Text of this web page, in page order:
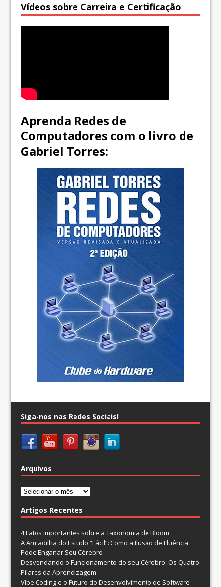
Vídeos sobre Carreira e Certificação
Aprenda Redes de
Computadores com o livro de
Gabriel Torres:
Siga-nos nas Redes Sociais!
Arquivos
Arquivos
Artigos Recentes
4 Fatos importantes sobre a Taxonomia de Bloom
A Armadilha do Estudo “Fácil”: Como a Ilusão de Fluência
Pode Enganar Seu Cérebro
Desvendando o Funcionamento do seu Cérebro: Os Quatro
Pilares da Aprendizagem
Vibe Coding e o Futuro do Desenvolvimento de Software